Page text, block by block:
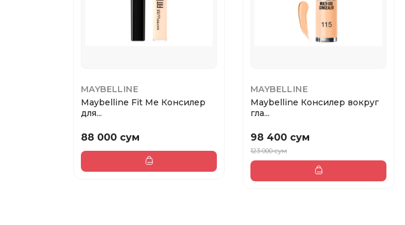
MAYBELLINE
Maybelline Fit Me Консилер
для...
88 000 сум
MAYBELLINE
Maybelline Консилер вокруг
гла...
98 400 сум
123 000 сум